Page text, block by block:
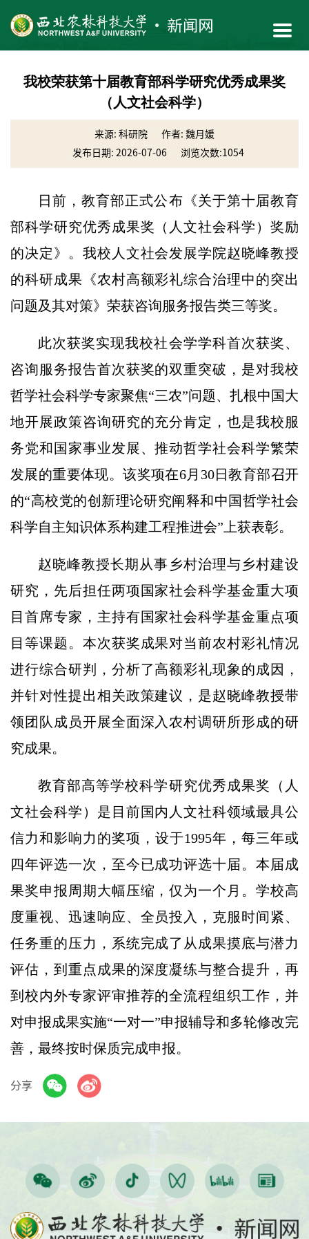
我校荣获第十届教育部科学研究优秀成果奖
（人文社会科学）
来源: 科研院
作者: 魏月媛
发布日期: 2026-07-06
浏览次数:1054
日前，教育部正式公布《关于第十届教育
部科学研究优秀成果奖（人文社会科学）奖励
的决定》。我校人文社会发展学院赵晓峰教授
的科研成果《农村高额彩礼综合治理中的突出
问题及其对策》荣获咨询服务报告类三等奖。
此次获奖实现我校社会学学科首次获奖、
咨询服务报告首次获奖的双重突破，是对我校
哲学社会科学专家聚焦“三农”问题、扎根中国大
地开展政策咨询研究的充分肯定，也是我校服
务党和国家事业发展、推动哲学社会科学繁荣
发展的重要体现。该奖项在6月30日教育部召开
的“高校党的创新理论研究阐释和中国哲学社会
科学自主知识体系构建工程推进会”上获表彰。
赵晓峰教授长期从事乡村治理与乡村建设
研究，先后担任两项国家社会科学基金重大项
目首席专家，主持有国家社会科学基金重点项
目等课题。本次获奖成果对当前农村彩礼情况
进行综合研判，分析了高额彩礼现象的成因，
并针对性提出相关政策建议，是赵晓峰教授带
领团队成员开展全面深入农村调研所形成的研
究成果。
教育部高等学校科学研究优秀成果奖（人
文社会科学）是目前国内人文社科领域最具公
信力和影响力的奖项，设于1995年，每三年或
四年评选一次，至今已成功评选十届。本届成
果奖申报周期大幅压缩，仅为一个月。学校高
度重视、迅速响应、全员投入，克服时间紧、
任务重的压力，系统完成了从成果摸底与潜力
评估，到重点成果的深度凝练与整合提升，再
到校内外专家评审推荐的全流程组织工作，并
对申报成果实施“一对一”申报辅导和多轮修改完
善，最终按时保质完成申报。
分享